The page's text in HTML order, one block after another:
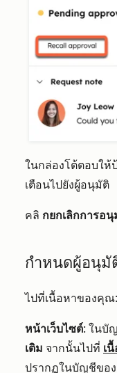
ในกล่องโต้ตอบให้
เตือนไปยังผู้อนุมัติ
คลิ กยกเลิกการอ
กำหนดผู้อนุมั
ไปที่เนื้อหาของคุณ:
หน้าเว็บไซต์: ในบั
เติม จากนั้นไปที่ เ
ปรากฏในบัญชีขอ